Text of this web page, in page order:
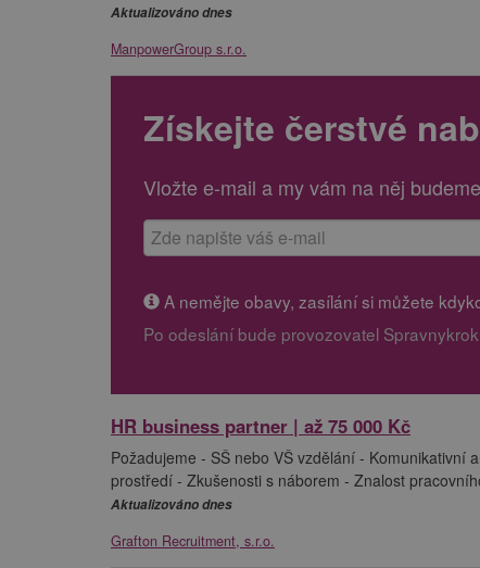
Aktualizováno dnes
ManpowerGroup s.r.o.
Získejte čerstvé
Vložte e-mail a my vám na něj
A nemějte obavy, zasílání si můžete
Po odeslání bude provozovatel
HR business partner | až 75 000 Kč
Požadujeme - SŠ nebo VŠ vzdělání - Komunikativní
prostředí - Zkušenosti s náborem - Znalost
Aktualizováno dnes
Grafton Recruitment, s.r.o.